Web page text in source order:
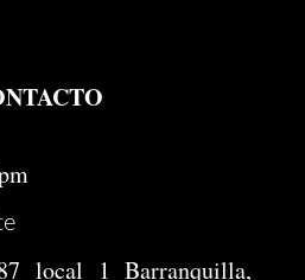
local 1 Barranquilla,